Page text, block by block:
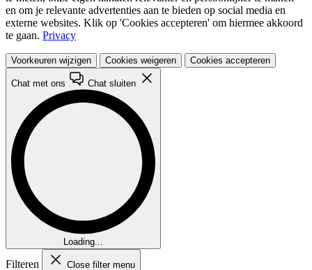
en om je relevante advertenties aan te bieden op social media en
externe websites. Klik op 'Cookies accepteren' om hiermee akkoord
te gaan. Privacy
Voorkeuren wijzigen Cookies weigeren Cookies accepteren
Chat met ons Chat sluiten
Loading...
Filteren Close filter menu